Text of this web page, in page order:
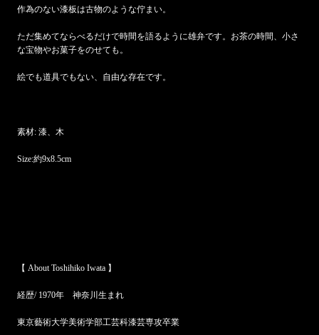
作為のない漆板は古物のような佇まい。
ただ集めてならべるだけで時間を語るように雄弁です。お茶の時間、小さ
な宝物やお菓子をのせても。
絵でも道具でもない、自由な存在です。
素材: 漆、木
Size:約9x8.5cm
【 About Toshihiko Iwata 】
経歴/ 1970年 神奈川生まれ
東京藝術大学美術学部工芸科漆芸専攻卒業